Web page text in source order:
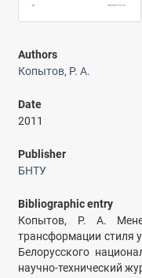
Authors
Копытов, Р. А.
Date
2011
Publisher
БНТУ
Bibliographic entry
Копытов, Р. А.
трансформации стиля
Белорусского
научно-технический